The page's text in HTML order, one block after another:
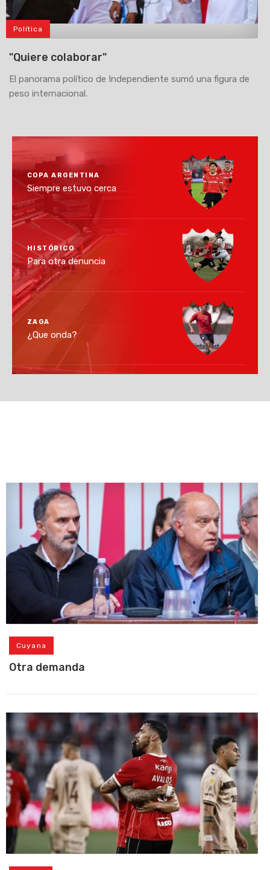
Política
"Quiere colaborar"
El panorama político de Independiente sumó una figura de
peso internacional.
COPA ARGENTINA
Siempre estuvo cerca
HISTÓRICO
Para otra denuncia
ZAGA
¿Que onda?
Cuyana
Otra demanda